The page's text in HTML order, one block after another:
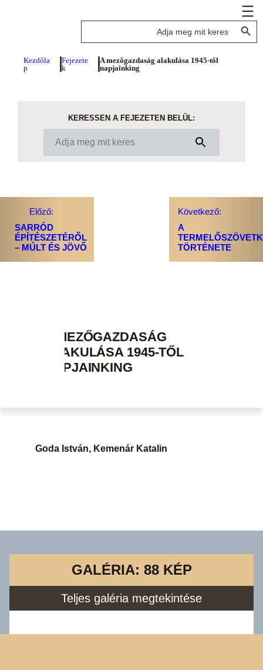
Search Search Button
Kezdőla
p
Fejezete
k
A mezőgazdaság alakulása 1945-től
napjainking
KERESSEN A FEJEZETEN BELÜL:
Előző:
SARRÓD
ÉPÍTÉSZETÉRŐL
– MÚLT ÉS JÖVŐ
Következő:
A
TÖRTÉNETE
A MEZŐGAZDASÁG
ALAKULÁSA 1945-TŐL
NAPJAINKING
Goda István, Kemenár Katalin
GALÉRIA: 88 KÉP
Teljes galéria megtekintése